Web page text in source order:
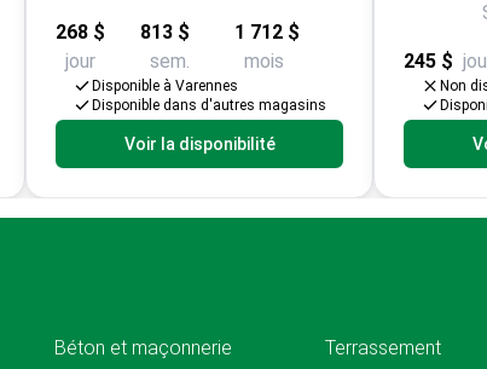
268 $
jour
813 $
sem.
1 712 $
mois
Disponible à Varennes
Disponible dans d'autres magasins
Voir la disponibilité
245 $
Non
Béton et maçonnerie
Terrassement